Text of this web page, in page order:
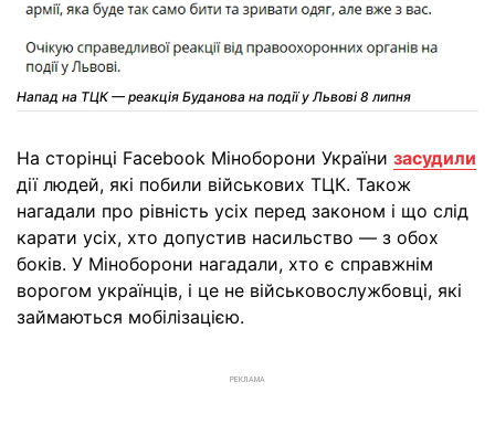
Напад на ТЦК — реакція Буданова на події у Львові 8 липня
На сторінці Facebook Міноборони України засудили
дії людей, які побили військових ТЦК. Також
нагадали про рівність усіх перед законом і що слід
карати усіх, хто допустив насильство — з обох
боків. У Міноборони нагадали, хто є справжнім
ворогом українців, і це не військовослужбовці, які
займаються мобілізацією.
РЕКЛАМА